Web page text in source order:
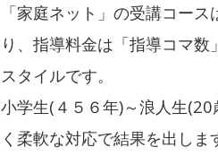
「家庭ネット」の受講コー
り、指導料金は「指導コマ
スタイルです。
小学生(４５６年)～浪人生
く柔軟な対応で結果を出しま